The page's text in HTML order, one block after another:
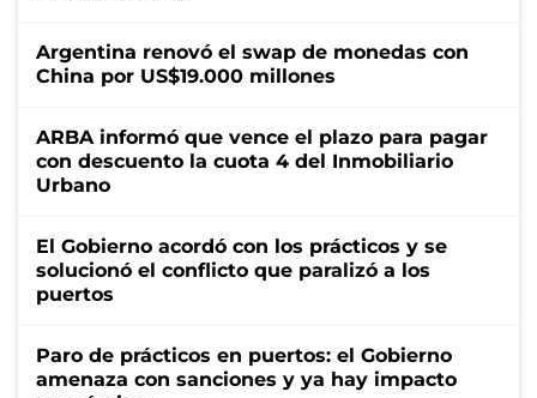
Argentina renovó el swap de monedas con
China por US$19.000 millones
ARBA informó que vence el plazo para pagar
con descuento la cuota 4 del Inmobiliario
Urbano
El Gobierno acordó con los prácticos y se
solucionó el conflicto que paralizó a los
puertos
Paro de prácticos en puertos: el Gobierno
amenaza con sanciones y ya hay impacto